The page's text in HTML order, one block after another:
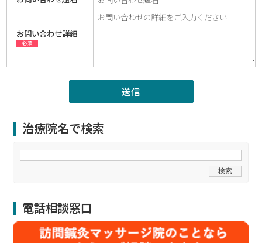
お問い合わせ詳細
必須
治療院名で検索
電話相談窓口